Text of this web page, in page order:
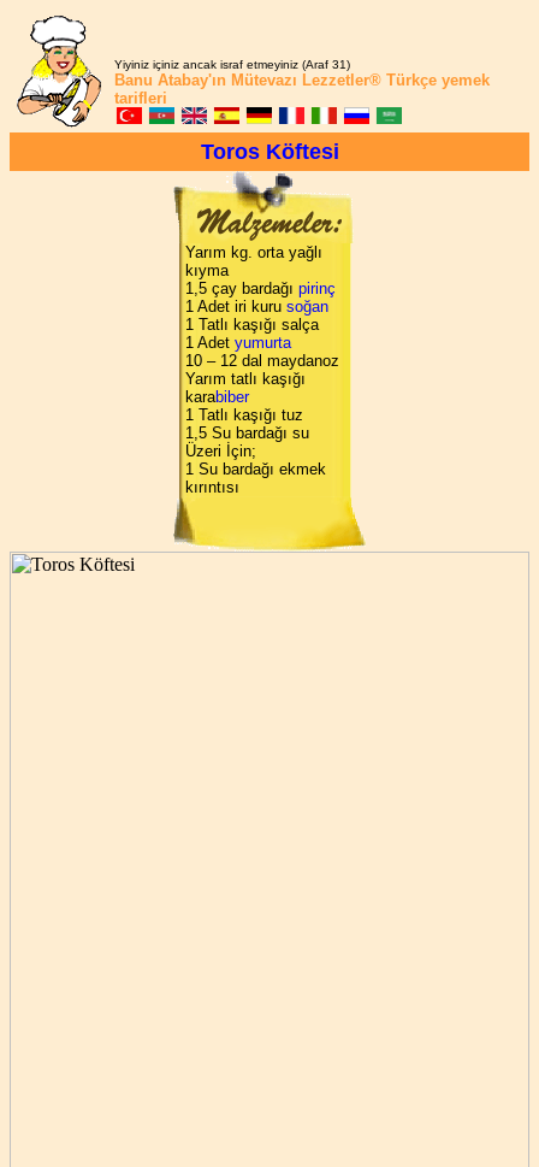
Yiyiniz içiniz ancak israf etmeyiniz (Araf 31)
Banu Atabay'ın Mütevazı Lezzetler® Türkçe yemek
tarifleri
Toros Köftesi
Yarım kg. orta yağlı
kıyma
1,5 çay bardağı pirinç
1 Adet iri kuru soğan
1 Tatlı kaşığı salça
1 Adet yumurta
10 – 12 dal maydanoz
Yarım tatlı kaşığı
karabiber
1 Tatlı kaşığı tuz
1,5 Su bardağı su
Üzeri İçin;
1 Su bardağı ekmek
kırıntısı